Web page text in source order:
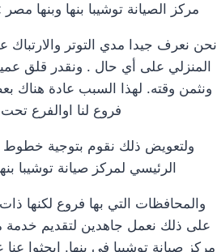
مركز الصيانة توشيبا بنها وبنها
نحن نعرف جيدا مدي التوتر
المنزلي على أي حال . ونقدر قلق
ونثمن وقته. لهذا السبب عادة هناك
فروع لنا اوالفرع تحت
ولتعويض ذلك نقوم بتوجية
الرئيسي لمركز صيانة توشيبا
والمحافظات التي بها فروع لكنها ذات
على ذلك نعمل جاهدين لتقديم خدمة
مركز صيانة توشيبا في بنها. ابحثوا